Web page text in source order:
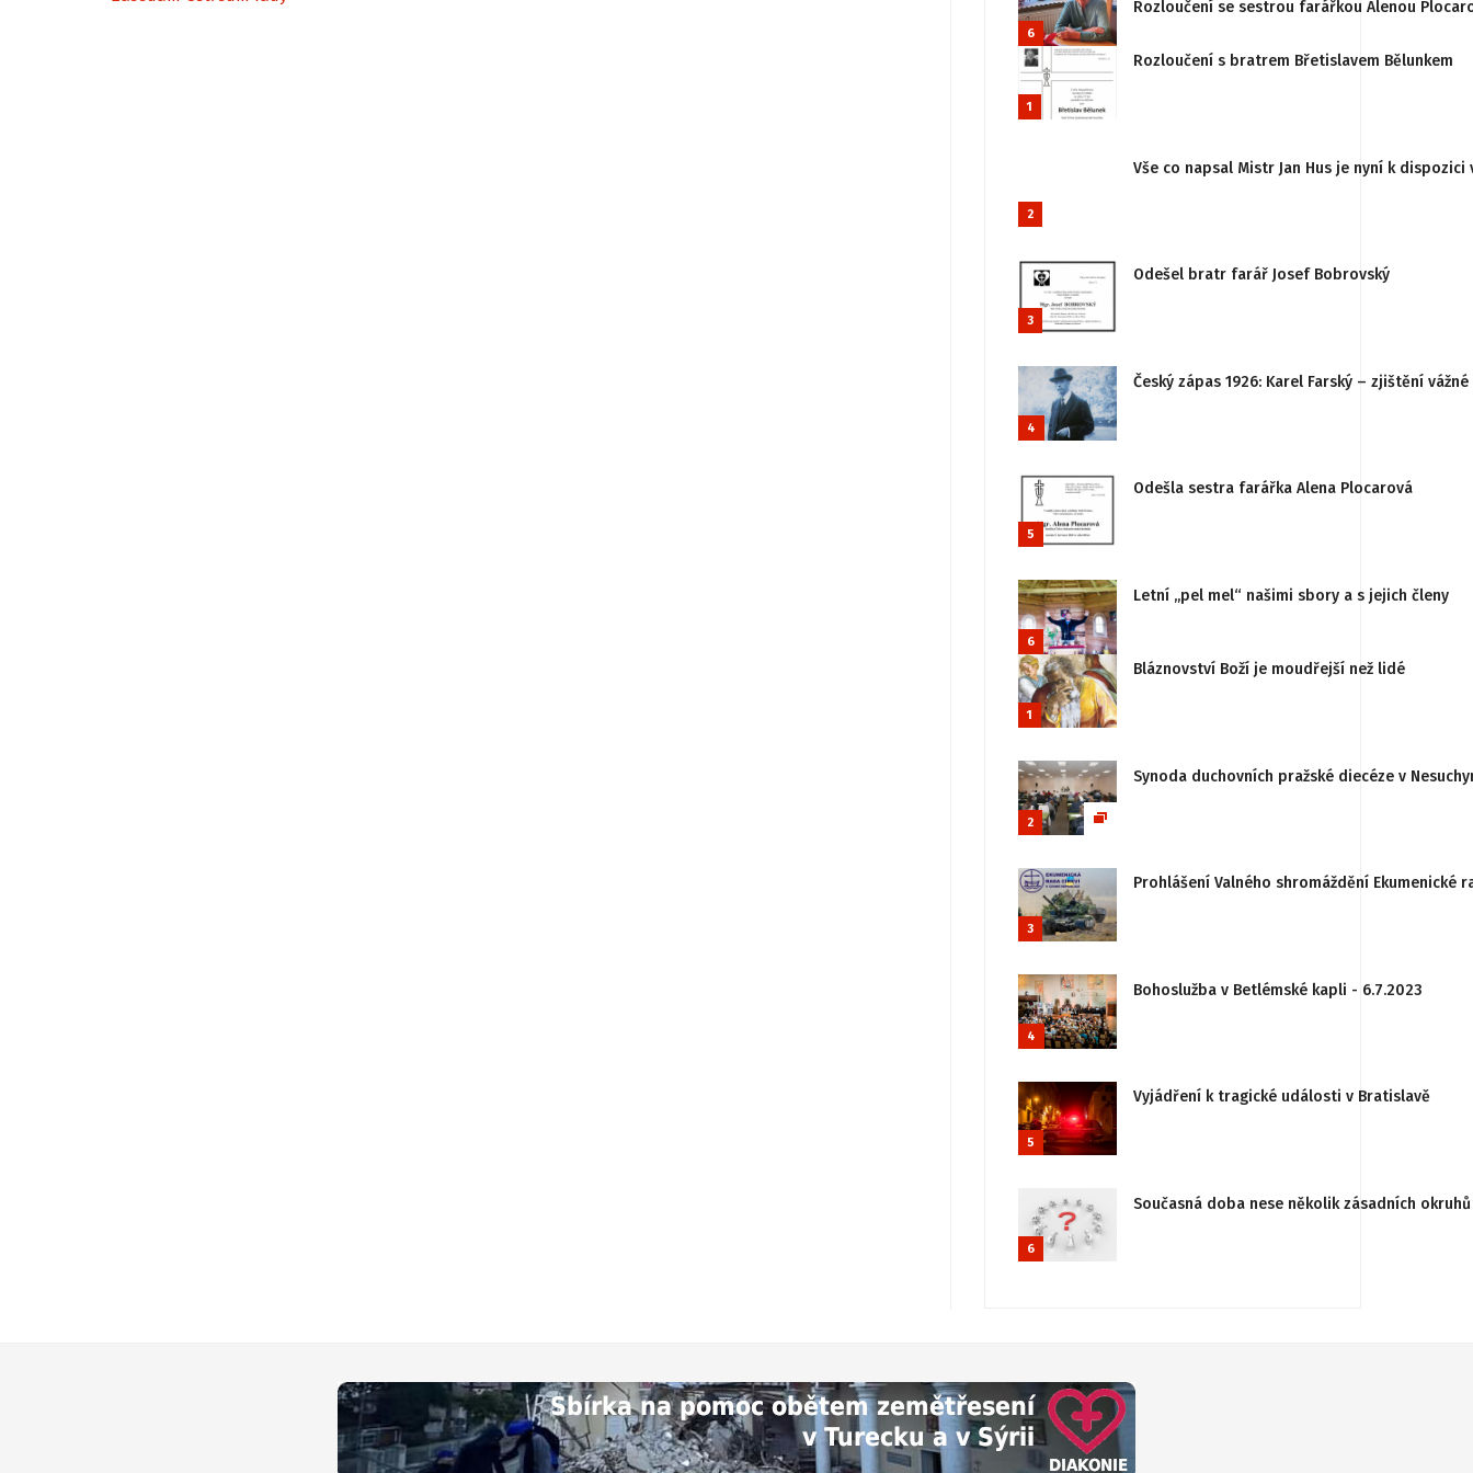
6
Rozloučení se sestrou farářkou Alenou
1
Rozloučení s bratrem Břetislavem Bělunkem
2
Vše co napsal Mistr Jan Hus je nyní k
3
Odešel bratr farář Josef Bobrovský
4
Český zápas 1926: Karel Farský – zjištění
5
Odešla sestra farářka Alena Plocarová
6
Letní „pel mel“ našimi sbory a s jejich členy
1
Bláznovství Boží je moudřejší než lidé
2
Synoda duchovních pražské diecéze v
3
Prohlášení Valného shromáždění
4
Bohoslužba v Betlémské kapli - 6.7.2023
5
Vyjádření k tragické události v Bratislavě
6
Současná doba nese několik zásadních